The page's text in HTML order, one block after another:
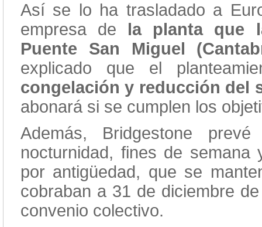
Así se lo ha trasladado a
empresa de la planta que
Puente San Miguel
explicado que el
congelación y reducción del
abonará si se cumplen los
Además, Bridgestone prevé
nocturnidad, fines de
por antigüedad, que se
cobraban a 31 de diciembre
convenio colectivo.